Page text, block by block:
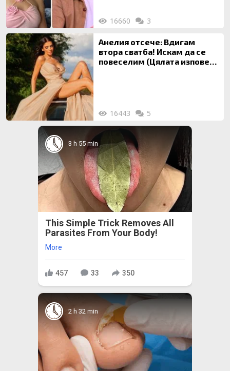
16660 3
Анелия отсече: Вдигам
втора сватба! Искам да се
повеселим (Цялата изповед
16443 5
3 h 55 min
This Simple Trick Removes All
Parasites From Your Body!
More
457 33 350
2 h 32 min